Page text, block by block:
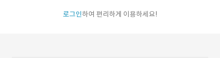
로그인하여 편리하게 이용하세요!